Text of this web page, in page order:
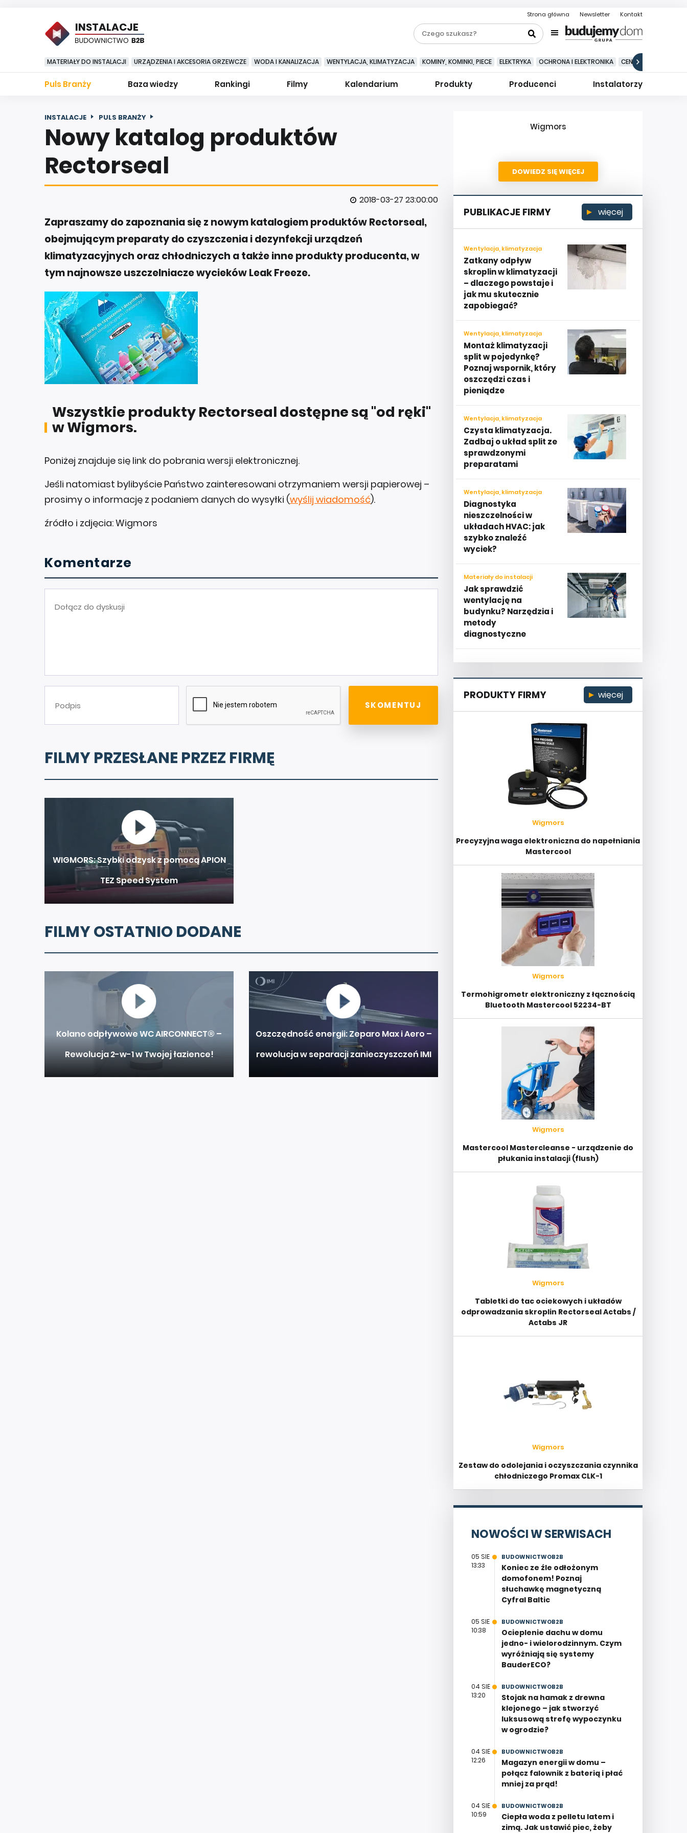
Strona główna Newsletter Kontakt
INSTALACJE
MATERIAŁY DO INSTALACJI URZĄDZENIA I AKCESORIA GRZEWCZE WODA I KANALIZACJA WENTYLACJA, KLIMATYZACJA KOMINY, KOMINKI, PIECE ELEKTRYKA OCHRONA I ELEKTRONIKA CENTRALNE
Puls Branży Baza wiedzy Rankingi Filmy Kalendarium Produkty Producenci Instalatorzy
INSTALACJE PULS BRANŻY
Nowy katalog produktów
Rectorseal
2018-03-27 23:00:00
Zapraszamy do zapoznania się z nowym katalogiem produktów Rectorseal,
obejmującym preparaty do czyszczenia i dezynfekcji urządzeń
klimatyzacyjnych oraz chłodniczych a także inne produkty producenta, w
tym najnowsze uszczelniacze wycieków Leak Freeze.
Wszystkie produkty Rectorseal dostępne są "od ręki"
w Wigmors.
Poniżej znajduje się link do pobrania wersji elektronicznej.
Jeśli natomiast bylibyście Państwo zainteresowani otrzymaniem wersji papierowej –
prosimy o informację z podaniem danych do wysyłki (wyślij wiadomość).
źródło i zdjęcia: Wigmors
Komentarze
FILMY PRZESŁANE PRZEZ FIRMĘ
WIGMORS: Szybki odzysk z pomocą APION
TEZ Speed System
FILMY OSTATNIO DODANE
Kolano odpływowe WC AIRCONNECT® –
Rewolucja 2-w-1 w Twojej łazience!
Oszczędność energii: Zeparo Max i Aero –
rewolucja w separacji zanieczyszczeń IMI
Wigmors
DOWIEDZ SIĘ WIĘCEJ
PUBLIKACJE FIRMY więcej
Wentylacja, klimatyzacja
Zatkany odpływ
skroplin w klimatyzacji
– dlaczego powstaje i
jak mu skutecznie
zapobiegać?
Wentylacja, klimatyzacja
Montaż klimatyzacji
split w pojedynkę?
Poznaj wspornik, który
oszczędzi czas i
pieniądze
Wentylacja, klimatyzacja
Czysta klimatyzacja.
Zadbaj o układ split ze
sprawdzonymi
preparatami
Wentylacja, klimatyzacja
Diagnostyka
nieszczelności w
układach HVAC: jak
szybko znaleźć
wyciek?
Materiały do instalacji
Jak sprawdzić
wentylację na
budynku? Narzędzia i
metody
diagnostyczne
PRODUKTY FIRMY więcej
Wigmors
Precyzyjna waga elektroniczna do napełniania
Mastercool
Wigmors
Termohigrometr elektroniczny z łącznością
Bluetooth Mastercool 52234-BT
Wigmors
Mastercool Mastercleanse - urządzenie do
płukania instalacji (flush)
Wigmors
Tabletki do tac ociekowych i układów
odprowadzania skroplin Rectorseal Actabs /
Actabs JR
Wigmors
Zestaw do odolejania i oczyszczania czynnika
chłodniczego Promax CLK-1
NOWOŚCI W SERWISACH
05 SIE
13:33
BUDOWNICTWOB2B
Koniec ze źle odłożonym
domofonem! Poznaj
słuchawkę magnetyczną
Cyfral Baltic
05 SIE
10:38
BUDOWNICTWOB2B
Ocieplenie dachu w domu
jedno- i wielorodzinnym. Czym
wyróżniają się systemy
BauderECO?
04 SIE
13:20
BUDOWNICTWOB2B
Stojak na hamak z drewna
klejonego – jak stworzyć
luksusową strefę wypoczynku
w ogrodzie?
04 SIE
12:26
BUDOWNICTWOB2B
Magazyn energii w domu –
połącz falownik z baterią i płać
mniej za prąd!
04 SIE
10:59
BUDOWNICTWOB2B
Ciepła woda z pelletu latem i
zimą. Jak ustawić piec, żeby